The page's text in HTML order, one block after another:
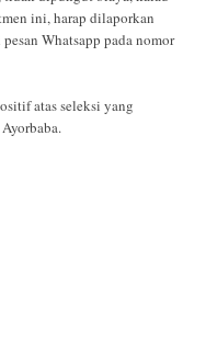
ini, harap dilaporkan
Whatsapp pada nomor
atas seleksi yang